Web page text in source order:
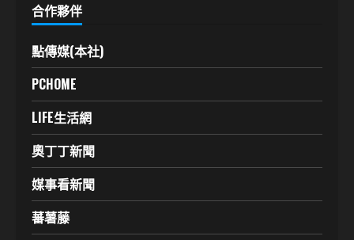
合作夥伴
點傳媒(本社)
PCHOME
LIFE生活網
奧丁丁新聞
媒事看新聞
蕃薯藤